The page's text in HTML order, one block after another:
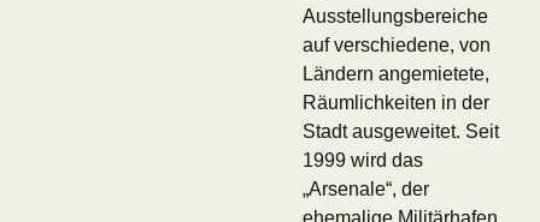
Ausstellungsbereiche
auf verschiedene, von
Ländern angemietete,
Räumlichkeiten in der
Stadt ausgeweitet. Seit
1999 wird das
„Arsenale“, der